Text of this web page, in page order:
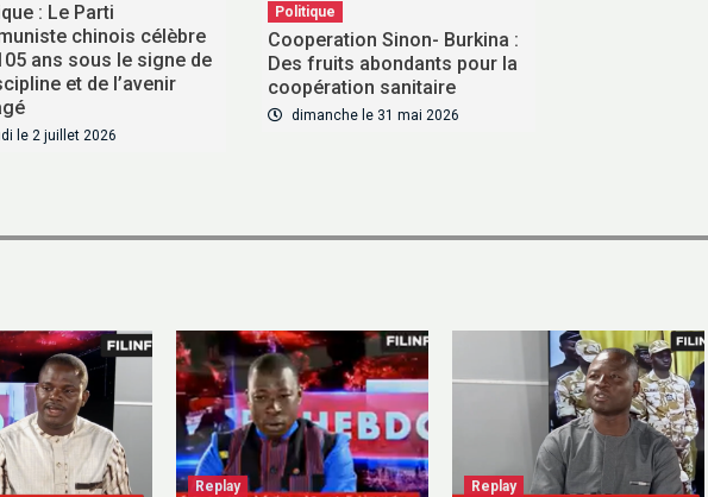
: Le Parti
chinois célèbre
ans sous le signe de
et de l’avenir
le 2 juillet 2026
Politique
Cooperation Sinon- Burkina :
Des fruits abondants pour la
coopération sanitaire
dimanche le 31 mai 2026
Replay Replay